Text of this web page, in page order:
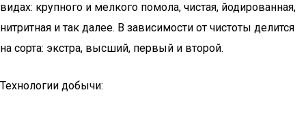
видах: крупного и мелкого помола, чистая, йодированная,
нитритная и так далее. В зависимости от чистоты делится
на сорта: экстра, высший, первый и второй.
Технологии добычи: